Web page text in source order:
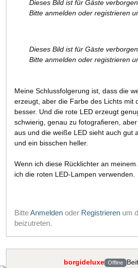
Dieses Bild ist für Gäste
Bitte anmelden oder registrieren
Dieses Bild ist für Gäste
Bitte anmelden oder registrieren
Meine Schlussfolgerung ist, dass die
erzeugt, aber die Farbe des Lichts mit
besser. Und die rote LED erzeugt
schwierig, genau zu fotografieren,
aus und die weiße LED sieht auch gut
und ein bisschen heller.
Wenn ich diese Rücklichter an
ich die roten LED-Lampen verwenden.
BitteAnmelden oder Registrieren um
beizutreten.
borgideluxe Offline